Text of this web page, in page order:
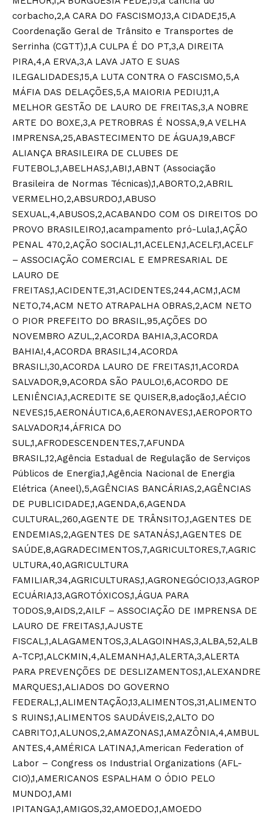
corbacho,2,A CARA DO FASCISMO,13,A CIDADE,15,A
Coordenação Geral de Trânsito e Transportes de
Serrinha (CGTT),1,A CULPA É DO PT,3,A DIREITA
PIRA,4,A ERVA,3,A LAVA JATO E SUAS
ILEGALIDADES,15,A LUTA CONTRA O FASCISMO,5,A
MÁFIA DAS DELAÇÕES,5,A MAIORIA PEDIU,11,A
MELHOR GESTÃO DE LAURO DE FREITAS,3,A NOBRE
ARTE DO BOXE,3,A PETROBRAS É NOSSA,9,A VELHA
IMPRENSA,25,ABASTECIMENTO DE ÁGUA,19,ABCF
ALIANÇA BRASILEIRA DE CLUBES DE
FUTEBOL,1,ABELHAS,1,ABI,1,ABNT (Associação
Brasileira de Normas Técnicas),1,ABORTO,2,ABRIL
VERMELHO,2,ABSURDO,1,ABUSO
SEXUAL,4,ABUSOS,2,ACABANDO COM OS DIREITOS DO
PROVO BRASILEIRO,1,acampamento pró-Lula,1,AÇÃO
PENAL 470,2,AÇÃO SOCIAL,11,ACELEN,1,ACELF,1,ACELF
– ASSOCIAÇÃO COMERCIAL E EMPRESARIAL DE
LAURO DE
FREITAS,1,ACIDENTE,31,ACIDENTES,244,ACM,1,ACM
NETO,74,ACM NETO ATRAPALHA OBRAS,2,ACM NETO
O PIOR PREFEITO DO BRASIL,95,AÇÕES DO
NOVEMBRO AZUL,2,ACORDA BAHIA,3,ACORDA
BAHIA!,4,ACORDA BRASIL,14,ACORDA
BRASIL!,30,ACORDA LAURO DE FREITAS,11,ACORDA
SALVADOR,9,ACORDA SÃO PAULO!,6,ACORDO DE
LENIÊNCIA,1,ACREDITE SE QUISER,8,adoção,1,AÉCIO
NEVES,15,AERONÁUTICA,6,AERONAVES,1,AEROPORTO
SALVADOR,14,ÁFRICA DO
SUL,1,AFRODESCENDENTES,7,AFUNDA
BRASIL,12,Agência Estadual de Regulação de Serviços
Públicos de Energia,1,Agência Nacional de Energia
Elétrica (Aneel),5,AGÊNCIAS BANCÁRIAS,2,AGÊNCIAS
DE PUBLICIDADE,1,AGENDA,6,AGENDA
CULTURAL,260,AGENTE DE TRÂNSITO,1,AGENTES DE
ENDEMIAS,2,AGENTES DE SATANÁS,1,AGENTES DE
SAÚDE,8,AGRADECIMENTOS,7,AGRICULTORES,7,AGRIC
ULTURA,40,AGRICULTURA
FAMILIAR,34,AGRICULTURAS,1,AGRONEGÓCIO,13,AGROP
ECUÁRIA,13,AGROTÓXICOS,1,ÁGUA PARA
TODOS,9,AIDS,2,AILF – ASSOCIAÇÃO DE IMPRENSA DE
LAURO DE FREITAS,1,AJUSTE
FISCAL,1,ALAGAMENTOS,3,ALAGOINHAS,3,ALBA,52,ALB
A-TCP,1,ALCKMIN,4,ALEMANHA,1,ALERTA,3,ALERTA
PARA PREVENÇÕES DE DESLIZAMENTOS,1,ALEXANDRE
MARQUES,1,ALIADOS DO GOVERNO
FEDERAL,1,ALIMENTAÇÃO,13,ALIMENTOS,31,ALIMENTO
S RUINS,1,ALIMENTOS SAUDÁVEIS,2,ALTO DO
CABRITO,1,ALUNOS,2,AMAZONAS,1,AMAZÔNIA,4,AMBUL
ANTES,4,AMÉRICA LATINA,1,American Federation of
Labor – Congress os Industrial Organizations (AFL-
CIO),1,AMERICANOS ESPALHAM O ÓDIO PELO
MUNDO,1,AMI
IPITANGA,1,AMIGOS,32,AMOEDO,1,AMOEDO